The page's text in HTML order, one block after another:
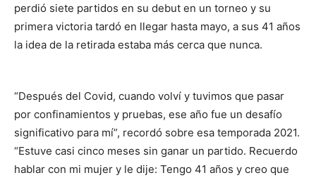
perdió siete partidos en su debut en un torneo y su
primera victoria tardó en llegar hasta mayo, a sus 41 años
la idea de la retirada estaba más cerca que nunca.
“Después del Covid, cuando volví y tuvimos que pasar
por confinamientos y pruebas, ese año fue un desafío
significativo para mí”, recordó sobre esa temporada 2021.
“Estuve casi cinco meses sin ganar un partido. Recuerdo
hablar con mi mujer y le dije: Tengo 41 años y creo que